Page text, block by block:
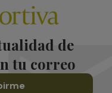
de
tu correo